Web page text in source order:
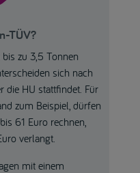
TÜV?
zu 3,5 Tonnen
sich nach
die HU stattfindet. Für
zum Beispiel, dürfen
61 Euro rechnen,
verlangt.
mit einem